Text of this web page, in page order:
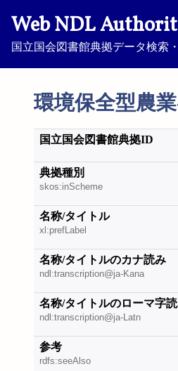
Web NDL
国立国会図書館典拠データ検索
環境保全型農
国立国会図書館典拠ID
典拠種別
skos:inScheme
名称/タイトル
xl:prefLabel
名称/タイトルのカナ読み
ndl:transcription@ja-Kana
名称/タイトルのローマ字
ndl:transcription@ja-Latn
参考
rdfs:seeAlso